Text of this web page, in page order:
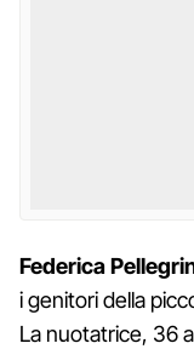
Federica
i genitori della
La nuotatrice, 36